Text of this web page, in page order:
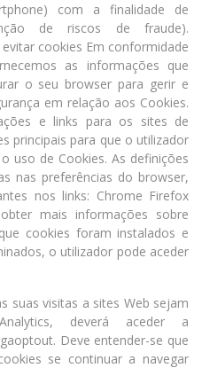
com a finalidade de
de riscos de fraude).
cookies Em conformidade
as informações que
o seu browser para gerir e
em relação aos Cookies.
e links para os sites de
principais para que o utilizador
uso de Cookies. As definições
nas preferências do browser,
nos links: Chrome Firefox
mais informações sobre
cookies foram instalados e
o utilizador pode aceder
suas visitas a sites Web sejam
deverá aceder a
Deve entender-se que
se continuar a navegar